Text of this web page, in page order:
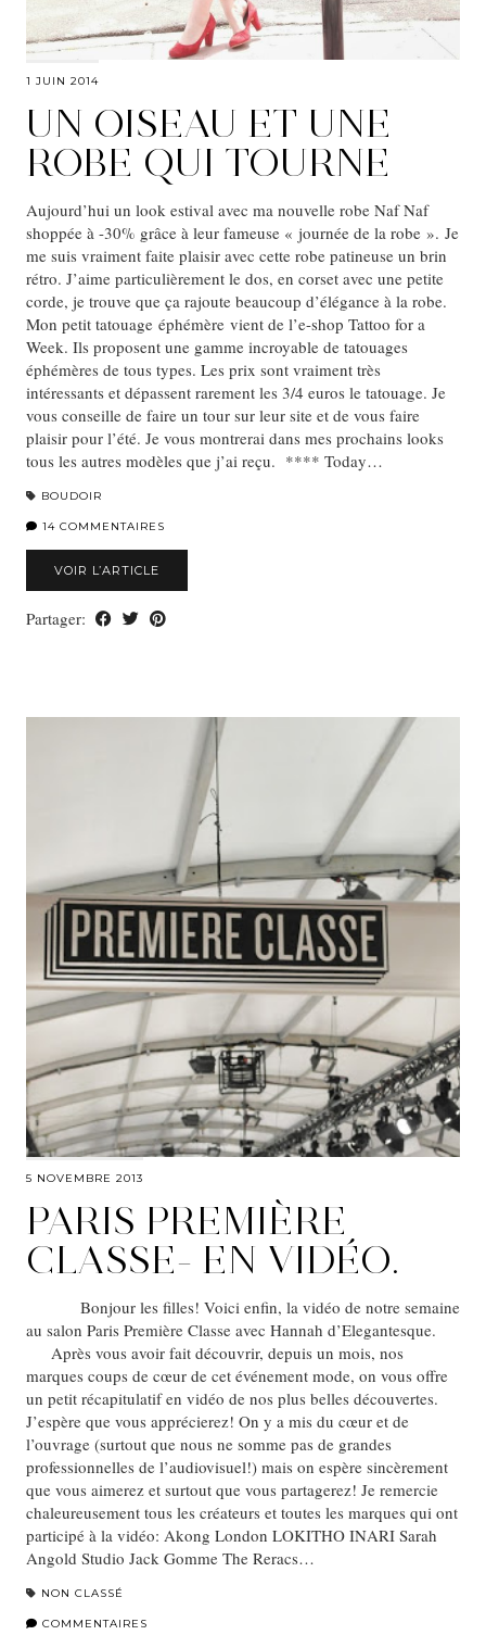
1 JUIN 2014
UN OISEAU ET UNE
ROBE QUI TOURNE
Aujourd’hui un look estival avec ma nouvelle robe Naf Naf
shoppée à -30% grâce à leur fameuse « journée de la robe ». Je
me suis vraiment faite plaisir avec cette robe patineuse un brin
rétro. J’aime particulièrement le dos, en corset avec une petite
corde, je trouve que ça rajoute beaucoup d’élégance à la robe.
Mon petit tatouage éphémère vient de l’e-shop Tattoo for a
Week. Ils proposent une gamme incroyable de tatouages
éphémères de tous types. Les prix sont vraiment très
intéressants et dépassent rarement les 3/4 euros le tatouage. Je
vous conseille de faire un tour sur leur site et de vous faire
plaisir pour l’été. Je vous montrerai dans mes prochains looks
tous les autres modèles que j’ai reçu. **** Today…
BOUDOIR
14 COMMENTAIRES
VOIR L’ARTICLE
Partager:
5 NOVEMBRE 2013
PARIS PREMIÈRE
CLASSE- EN VIDÉO.
Bonjour les filles! Voici enfin, la vidéo de notre semaine
au salon Paris Première Classe avec Hannah d’Elegantesque.
Après vous avoir fait découvrir, depuis un mois, nos
marques coups de cœur de cet événement mode, on vous offre
un petit récapitulatif en vidéo de nos plus belles découvertes.
J’espère que vous apprécierez! On y a mis du cœur et de
l’ouvrage (surtout que nous ne somme pas de grandes
professionnelles de l’audiovisuel!) mais on espère sincèrement
que vous aimerez et surtout que vous partagerez! Je remercie
chaleureusement tous les créateurs et toutes les marques qui ont
participé à la vidéo: Akong London LOKITHO INARI Sarah
Angold Studio Jack Gomme The Reracs…
NON CLASSÉ
COMMENTAIRES